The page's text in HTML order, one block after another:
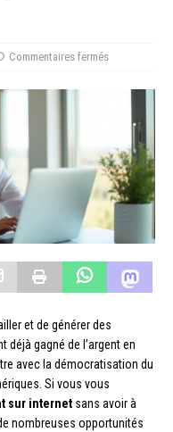
Commentaires fermés
et de générer des
déjà gagné de l’argent en
avec la démocratisation du
Si vous vous
sur internet sans avoir à
nombreuses opportunités